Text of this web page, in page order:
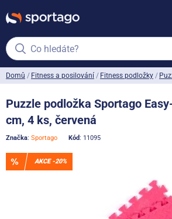
Co hledáte?
Domů Fitness a posilování Fitness podložky
Značka: Sportago Kód: 11095
Puzzle podložka Sportago
cm, 4 ks, červená
AKCE -20%